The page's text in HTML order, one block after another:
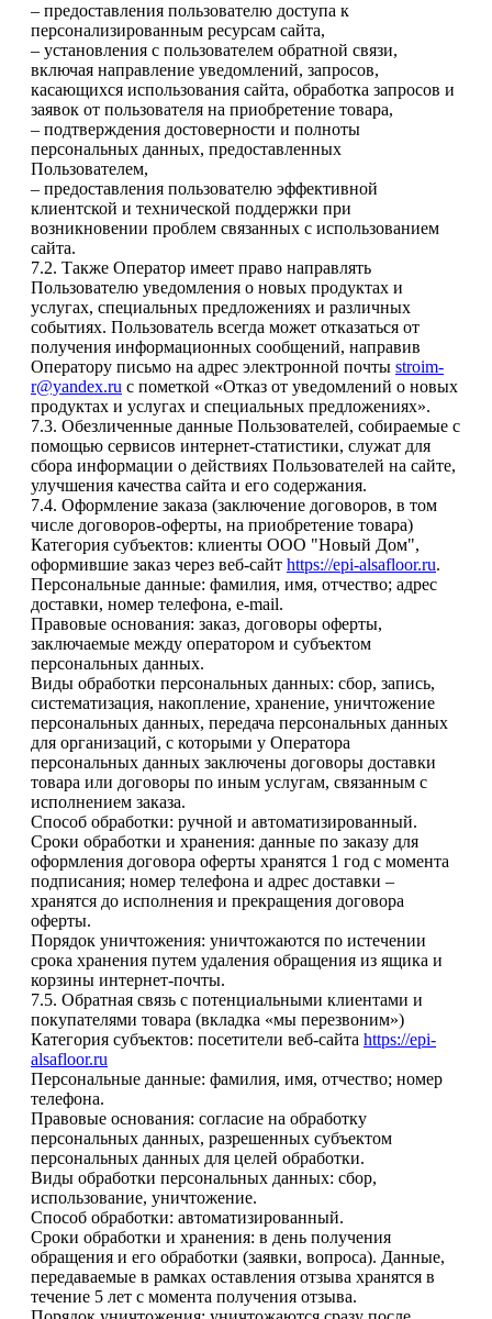
– предоставления пользователю доступа к
персонализированным ресурсам сайта,
– установления с пользователем обратной связи,
включая направление уведомлений, запросов,
касающихся использования сайта, обработка запросов и
заявок от пользователя на приобретение товара,
– подтверждения достоверности и полноты
персональных данных, предоставленных
Пользователем,
– предоставления пользователю эффективной
клиентской и технической поддержки при
возникновении проблем связанных с использованием
сайта.
7.2. Также Оператор имеет право направлять
Пользователю уведомления о новых продуктах и
услугах, специальных предложениях и различных
событиях. Пользователь всегда может отказаться от
получения информационных сообщений, направив
Оператору письмо на адрес электронной почты stroim-
r@yandex.ru с пометкой «Отказ от уведомлений о новых
продуктах и услугах и специальных предложениях».
7.3. Обезличенные данные Пользователей, собираемые с
помощью сервисов интернет-статистики, служат для
сбора информации о действиях Пользователей на сайте,
улучшения качества сайта и его содержания.
7.4. Оформление заказа (заключение договоров, в том
числе договоров-оферты, на приобретение товара)
Категория субъектов: клиенты ООО "Новый Дом",
оформившие заказ через веб-сайт https://epi-alsafloor.ru.
Персональные данные: фамилия, имя, отчество; адрес
доставки, номер телефона, e-mail.
Правовые основания: заказ, договоры оферты,
заключаемые между оператором и субъектом
персональных данных.
Виды обработки персональных данных: сбор, запись,
систематизация, накопление, хранение, уничтожение
персональных данных, передача персональных данных
для организаций, с которыми у Оператора
персональных данных заключены договоры доставки
товара или договоры по иным услугам, связанным с
исполнением заказа.
Способ обработки: ручной и автоматизированный.
Сроки обработки и хранения: данные по заказу для
оформления договора оферты хранятся 1 год с момента
подписания; номер телефона и адрес доставки –
хранятся до исполнения и прекращения договора
оферты.
Порядок уничтожения: уничтожаются по истечении
срока хранения путем удаления обращения из ящика и
корзины интернет-почты.
7.5. Обратная связь с потенциальными клиентами и
покупателями товара (вкладка «мы перезвоним»)
Категория субъектов: посетители веб-сайта https://epi-
alsafloor.ru
Персональные данные: фамилия, имя, отчество; номер
телефона.
Правовые основания: согласие на обработку
персональных данных, разрешенных субъектом
персональных данных для целей обработки.
Виды обработки персональных данных: сбор,
использование, уничтожение.
Способ обработки: автоматизированный.
Сроки обработки и хранения: в день получения
обращения и его обработки (заявки, вопроса). Данные,
передаваемые в рамках оставления отзыва хранятся в
течение 5 лет с момента получения отзыва.